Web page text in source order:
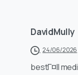
DavidMully
24/06/2026
bestГ¤ll